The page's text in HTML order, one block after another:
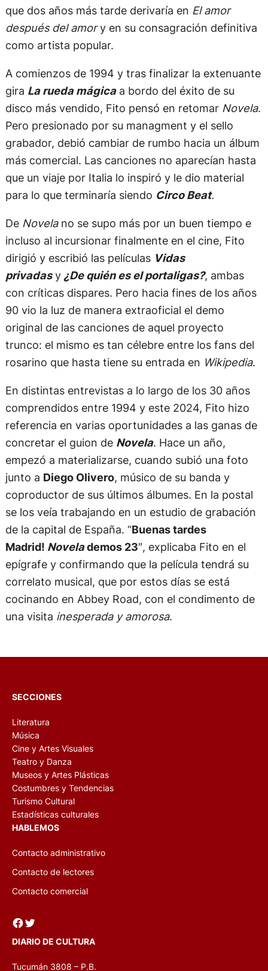
que dos años más tarde derivaría en El amor
después del amory en su consagración definitiva
como artista popular.
A comienzos de 1994 y tras finalizar la extenuante
gira La rueda mágicaa bordo del éxito de su
disco más vendido, Fito pensó en retomar Novela.
Pero presionado por su managment y el sello
grabador, debió cambiar de rumbo hacia un álbum
más comercial. Las canciones no aparecían hasta
que un viaje por Italia lo inspiró y le dio material
para lo que terminaría siendo Circo Beat.
De Novela no se supo más por un buen tiempo e
incluso al incursionar finalmente en el cine, Fito
dirigió y escribió las películas Vidas
privadasy¿De quién es el portaligas?, ambas
con críticas dispares. Pero hacia fines de los años
90 vio la luz de manera extraoficial el demo
original de las canciones de aquel proyecto
trunco: el mismo es tan célebre entre los fans del
rosarino que hasta tiene su entrada en Wikipedia.
En distintas entrevistas a lo largo de los 30 años
comprendidos entre 1994 y este 2024, Fito hizo
referencia en varias oportunidades a las ganas de
concretar el guion de Novela. Hace un año,
empezó a materializarse, cuando subió una foto
junto a Diego Olivero, músico de su banda y
coproductor de sus últimos álbumes. En la postal
se los veía trabajando en un estudio de grabación
de la capital de España. “Buenas tardes
Madrid! Novelademos 23″, explicaba Fito en el
epígrafe y confirmando que la película tendrá su
correlato musical, que por estos días se está
cocinando en Abbey Road, con el condimento de
una visita inesperada y amorosa.
SECCIONES
Literatura
Música
Cine y Artes Visuales
Teatro y Danza
Museos y Artes Plásticas
Costumbres y Tendencias
Turismo Cultural
Estadísticas culturales
HABLEMOS
Contacto administrativo
Contacto de lectores
Contacto comercial
Facebook Twitter
DIARIO DE CULTURA
Tucumán 3808 – P.B.